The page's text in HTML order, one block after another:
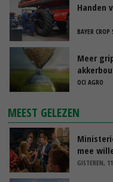
Handen
BAYER CROP
Meer
OCI AGRO
MEEST GELEZEN
mee
GISTEREN,